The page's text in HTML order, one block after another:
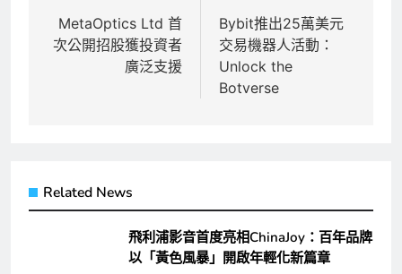
章
導
MetaOptics Ltd 首
次公開招股獲投資者
廣泛支援
Bybit推出25萬美元
交易機器人活動：
Unlock the
Botverse
Related News
飛利浦影音首度亮相ChinaJoy：百年品牌
以「黃色風暴」開啟年輕化新篇章